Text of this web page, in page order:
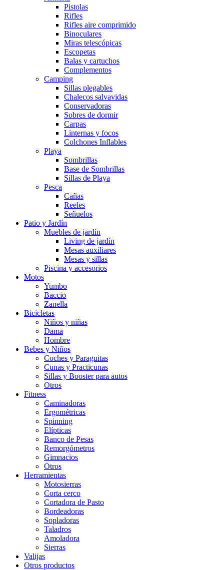
Pistolas
Rifles
Rifles aire comprimido
Binoculares
Miras telescópicas
Escopetas
Balas y cartuchos
Complementos
Camping
Sillas plegables
Chalecos salvavidas
Conservadoras
Sobres de dormir
Carpas
Linternas y focos
Colchones Inflables
Playa
Sombrillas
Base de Sombrillas
Sillas de Playa
Pesca
Cañas
Reeles
Señuelos
Patio y Jardín
Muebles de jardín
Living de jardín
Mesas auxiliares
Mesas y sillas
Piscina y accesorios
Motos
Yumbo
Baccio
Zanella
Bicicletas
Niños y niñas
Dama
Hombre
Bebes y Niños
Coches y Paraguitas
Cunas y Practicunas
Sillas y Booster para autos
Otros
Fitness
Caminadoras
Ergométricas
Spinning
Elípticas
Banco de Pesas
Remorgómetros
Gimnacios
Otros
Herramientas
Motosierras
Corta cerco
Cortadora de Pasto
Bordeadoras
Sopladoras
Taladros
Amoladora
Sierras
Valijas
Otros productos